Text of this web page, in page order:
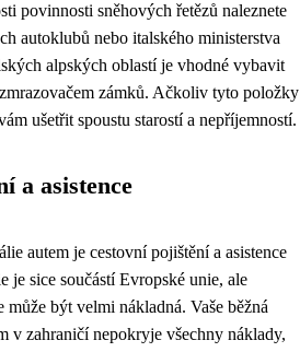
povinnosti sněhových řetězů naleznete
autoklubů nebo italského ministerstva
alpských oblastí je vhodné vybavit
zámků. Ačkoliv tyto položky
ušetřit spoustu starostí a nepříjemností.
a asistence
autem je cestovní pojištění a asistence
je sice součástí Evropské unie, ale
může být velmi nákladná. Vaše běžná
v zahraničí nepokryje všechny náklady,